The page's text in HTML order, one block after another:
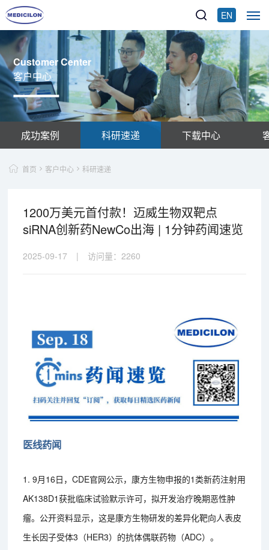
EN
Customer Center
客户中心
成功案例 科研速递 下载中心
首页 客户中心 科研速递
1200万美元首付款！迈威生物双靶点
siRNA创新药NewCo出海 | 1分钟药闻速览
2025-09-17 | 访问量： 2260
医线药闻
1. 9月16日，CDE官网公示，康方生物申报的1类新药注射用
AK138D1获批临床试验默示许可，拟开发治疗晚期恶性肿
瘤。公开资料显示，这是康方生物研发的差异化靶向人表皮
生长因子受体3（HER3）的抗体偶联药物（ADC）。